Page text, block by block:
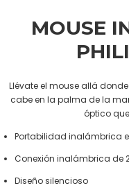
MOUSE
Llévate el mouse allá
cabe en la palma de la
óptico
Portabilidad inalámbrica
Conexión inalámbrica de
Diseño silencioso